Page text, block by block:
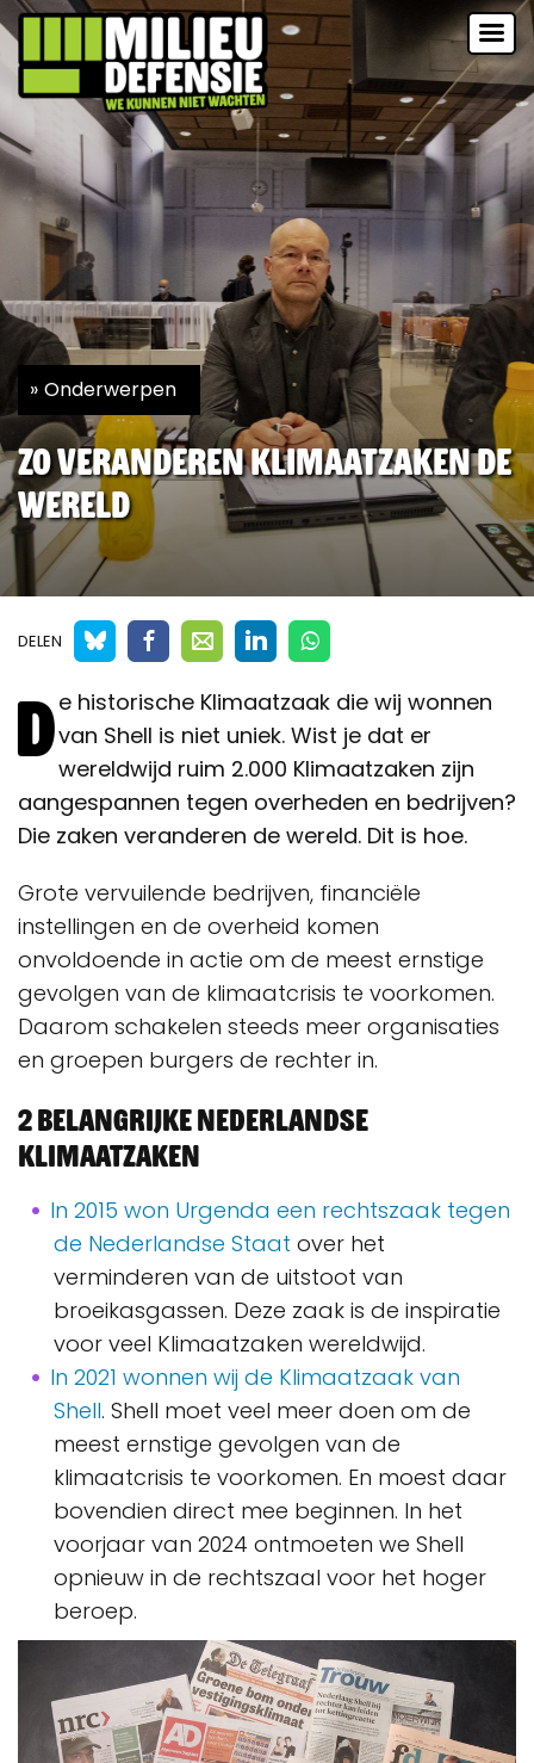
Onderwerpen
Zo veranderen Klimaatzaken de
wereld
DELEN
De historische Klimaatzaak die wij wonnen
van Shell is niet uniek. Wist je dat er
wereldwijd ruim 2.000 Klimaatzaken zijn
aangespannen tegen overheden en bedrijven?
Die zaken veranderen de wereld. Dit is hoe.
Grote vervuilende bedrijven, financiële
instellingen en de overheid komen
onvoldoende in actie om de meest ernstige
gevolgen van de klimaatcrisis te voorkomen.
Daarom schakelen steeds meer organisaties
en groepen burgers de rechter in.
2 belangrijke Nederlandse
Klimaatzaken
In 2015 won Urgenda een rechtszaak tegen
de Nederlandse Staat over het
verminderen van de uitstoot van
broeikasgassen. Deze zaak is de inspiratie
voor veel Klimaatzaken wereldwijd.
In 2021 wonnen wij de Klimaatzaak van
Shell. Shell moet veel meer doen om de
meest ernstige gevolgen van de
klimaatcrisis te voorkomen. En moest daar
bovendien direct mee beginnen. In het
voorjaar van 2024 ontmoeten we Shell
opnieuw in de rechtszaal voor het hoger
beroep.